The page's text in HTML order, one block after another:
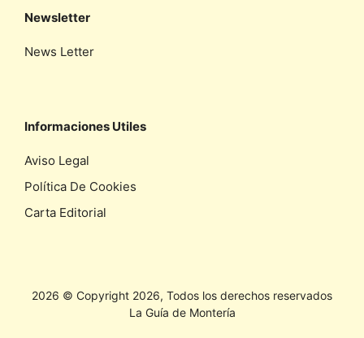
Newsletter
News Letter
Informaciones Utiles
Aviso Legal
Política De Cookies
Carta Editorial
2026 © Copyright 2026, Todos los derechos reservados
La Guía de Montería